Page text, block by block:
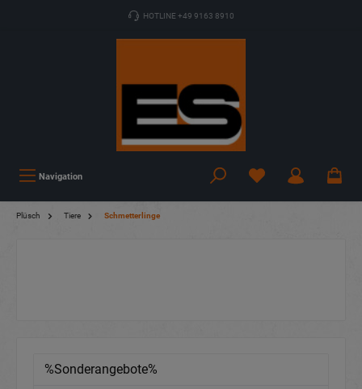
HOTLINE +49 9163 8910
Navigation
Plüsch Tiere Schmetterlinge
%Sonderangebote%